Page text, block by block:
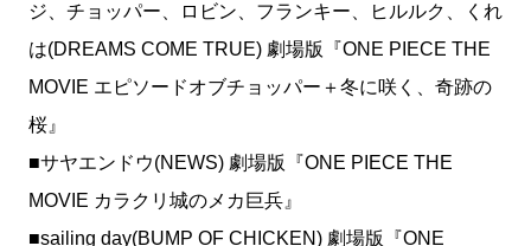
ジ、チョッパー、ロビン、フランキー、ヒルルク、くれ
は(DREAMS COME TRUE) 劇場版『ONE PIECE THE
MOVIE エピソードオブチョッパー＋冬に咲く、奇跡の
桜』
■サヤエンドウ(NEWS) 劇場版『ONE PIECE THE
MOVIE カラクリ城のメカ巨兵』
■sailing day(BUMP OF CHICKEN) 劇場版『ONE